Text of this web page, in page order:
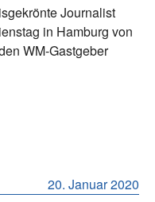
Journalist
in Hamburg von
WM-Gastgeber
20. Januar 2020